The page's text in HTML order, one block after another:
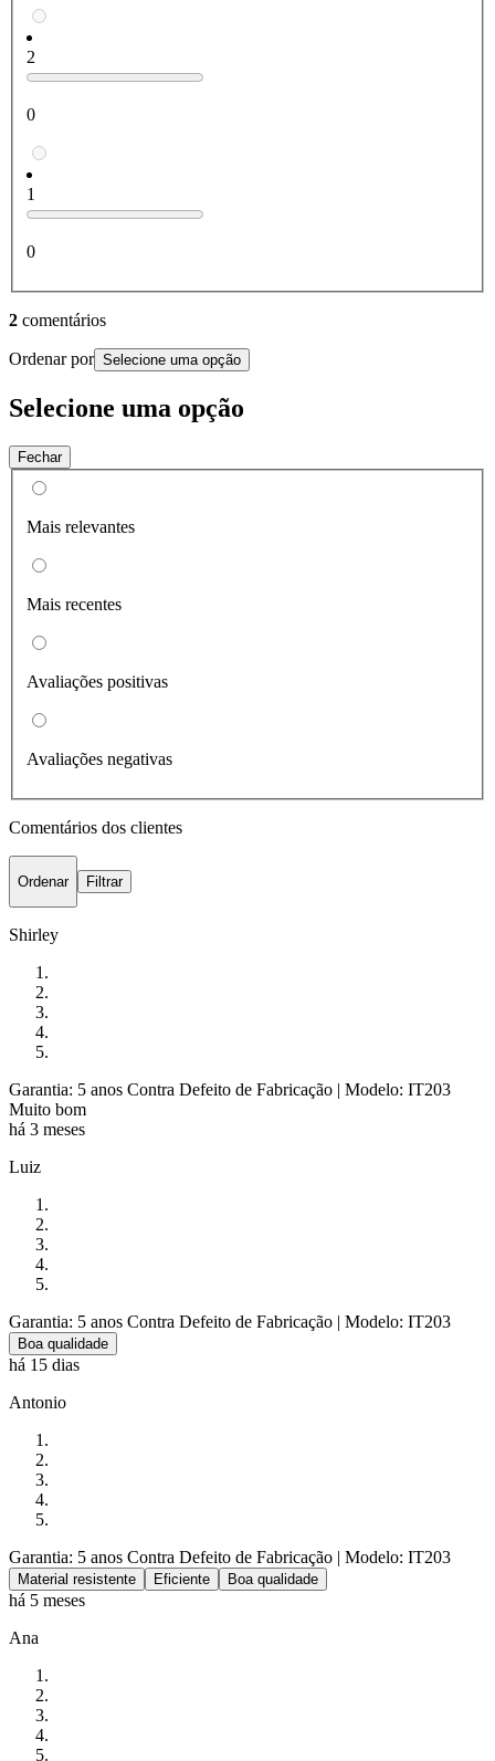
2
0
1
0
2 comentários
Ordenar por Selecione uma opção
Selecione uma opção
Fechar
Mais relevantes
Mais recentes
Avaliações positivas
Avaliações negativas
Comentários dos clientes
Ordenar Filtrar
Shirley
Garantia: 5 anos Contra Defeito de Fabricação | Modelo: IT203
Muito bom
há 3 meses
Luiz
Garantia: 5 anos Contra Defeito de Fabricação | Modelo: IT203
Boa qualidade
há 15 dias
Antonio
Garantia: 5 anos Contra Defeito de Fabricação | Modelo: IT203
Material resistente Eficiente Boa qualidade
há 5 meses
Ana